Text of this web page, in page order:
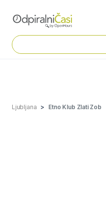
Ljubljana Etno Klub Zlati Zob